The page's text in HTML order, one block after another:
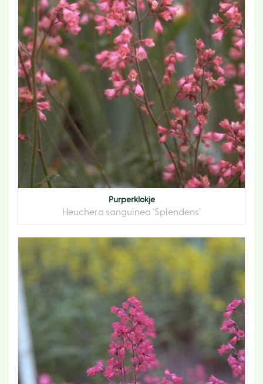
Purperklokje
Heuchera sanguinea 'Splendens'